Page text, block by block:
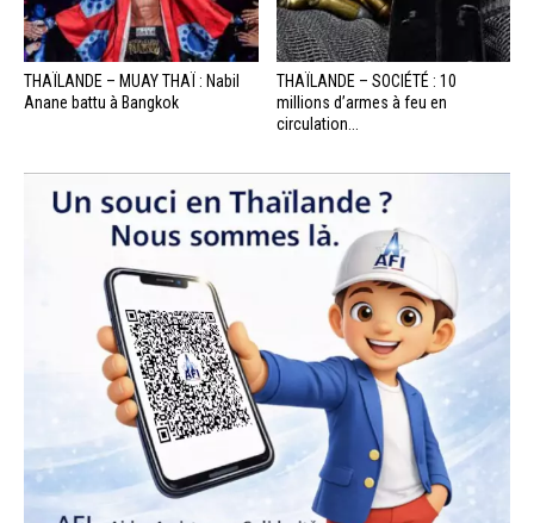
THAÏLANDE – MUAY THAÏ : Nabil
Anane battu à Bangkok
THAÏLANDE – SOCIÉTÉ : 10
millions d’armes à feu en
circulation...